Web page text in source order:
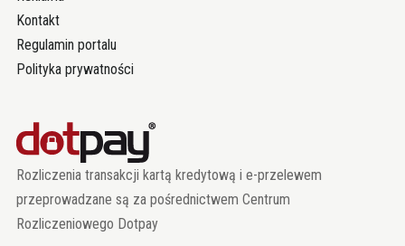
Kontakt
Regulamin portalu
Polityka prywatności
Rozliczenia transakcji kartą kredytową i e-przelewem
przeprowadzane są za pośrednictwem Centrum
Rozliczeniowego Dotpay